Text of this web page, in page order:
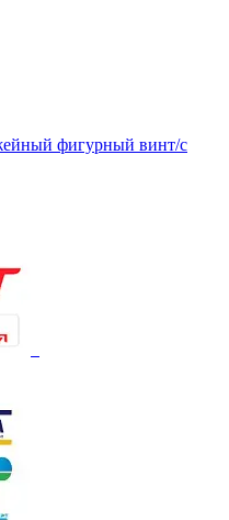
фигурный винт/с